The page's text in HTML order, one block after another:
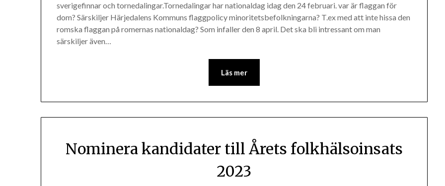
sverigefinnar och tornedalingar.Tornedalingar har nationaldag idag den 24 februari. var är flaggan för
dom? Särskiljer Härjedalens Kommuns flaggpolicy minoritetsbefolkningarna? T.ex med att inte hissa den
romska flaggan på romernas nationaldag? Som infaller den 8 april. Det ska bli intressant om man
särskiljer även…
Läs mer
Nominera kandidater till Årets folkhälsoinsats
2023